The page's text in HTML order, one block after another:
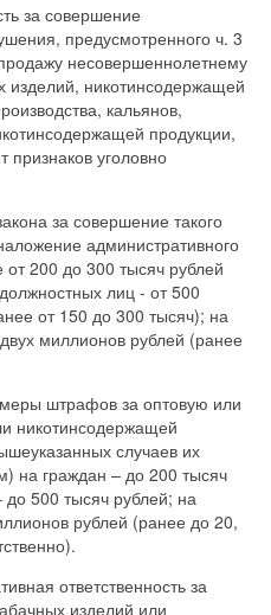
за совершение
предусмотренного ч. 3
несовершеннолетнему
изделий, никотинсодержащей
кальянов,
продукции,
признаков уголовно
за совершение такого
административного
200 до 300 тысяч рублей
лиц - от 500
от 150 до 300 тысяч); на
миллионов рублей (ранее
штрафов за оптовую или
никотинсодержащей
случаев их
на граждан – до 200 тысяч
500 тысяч рублей; на
рублей (ранее до 20,
ответственность за
изделий или